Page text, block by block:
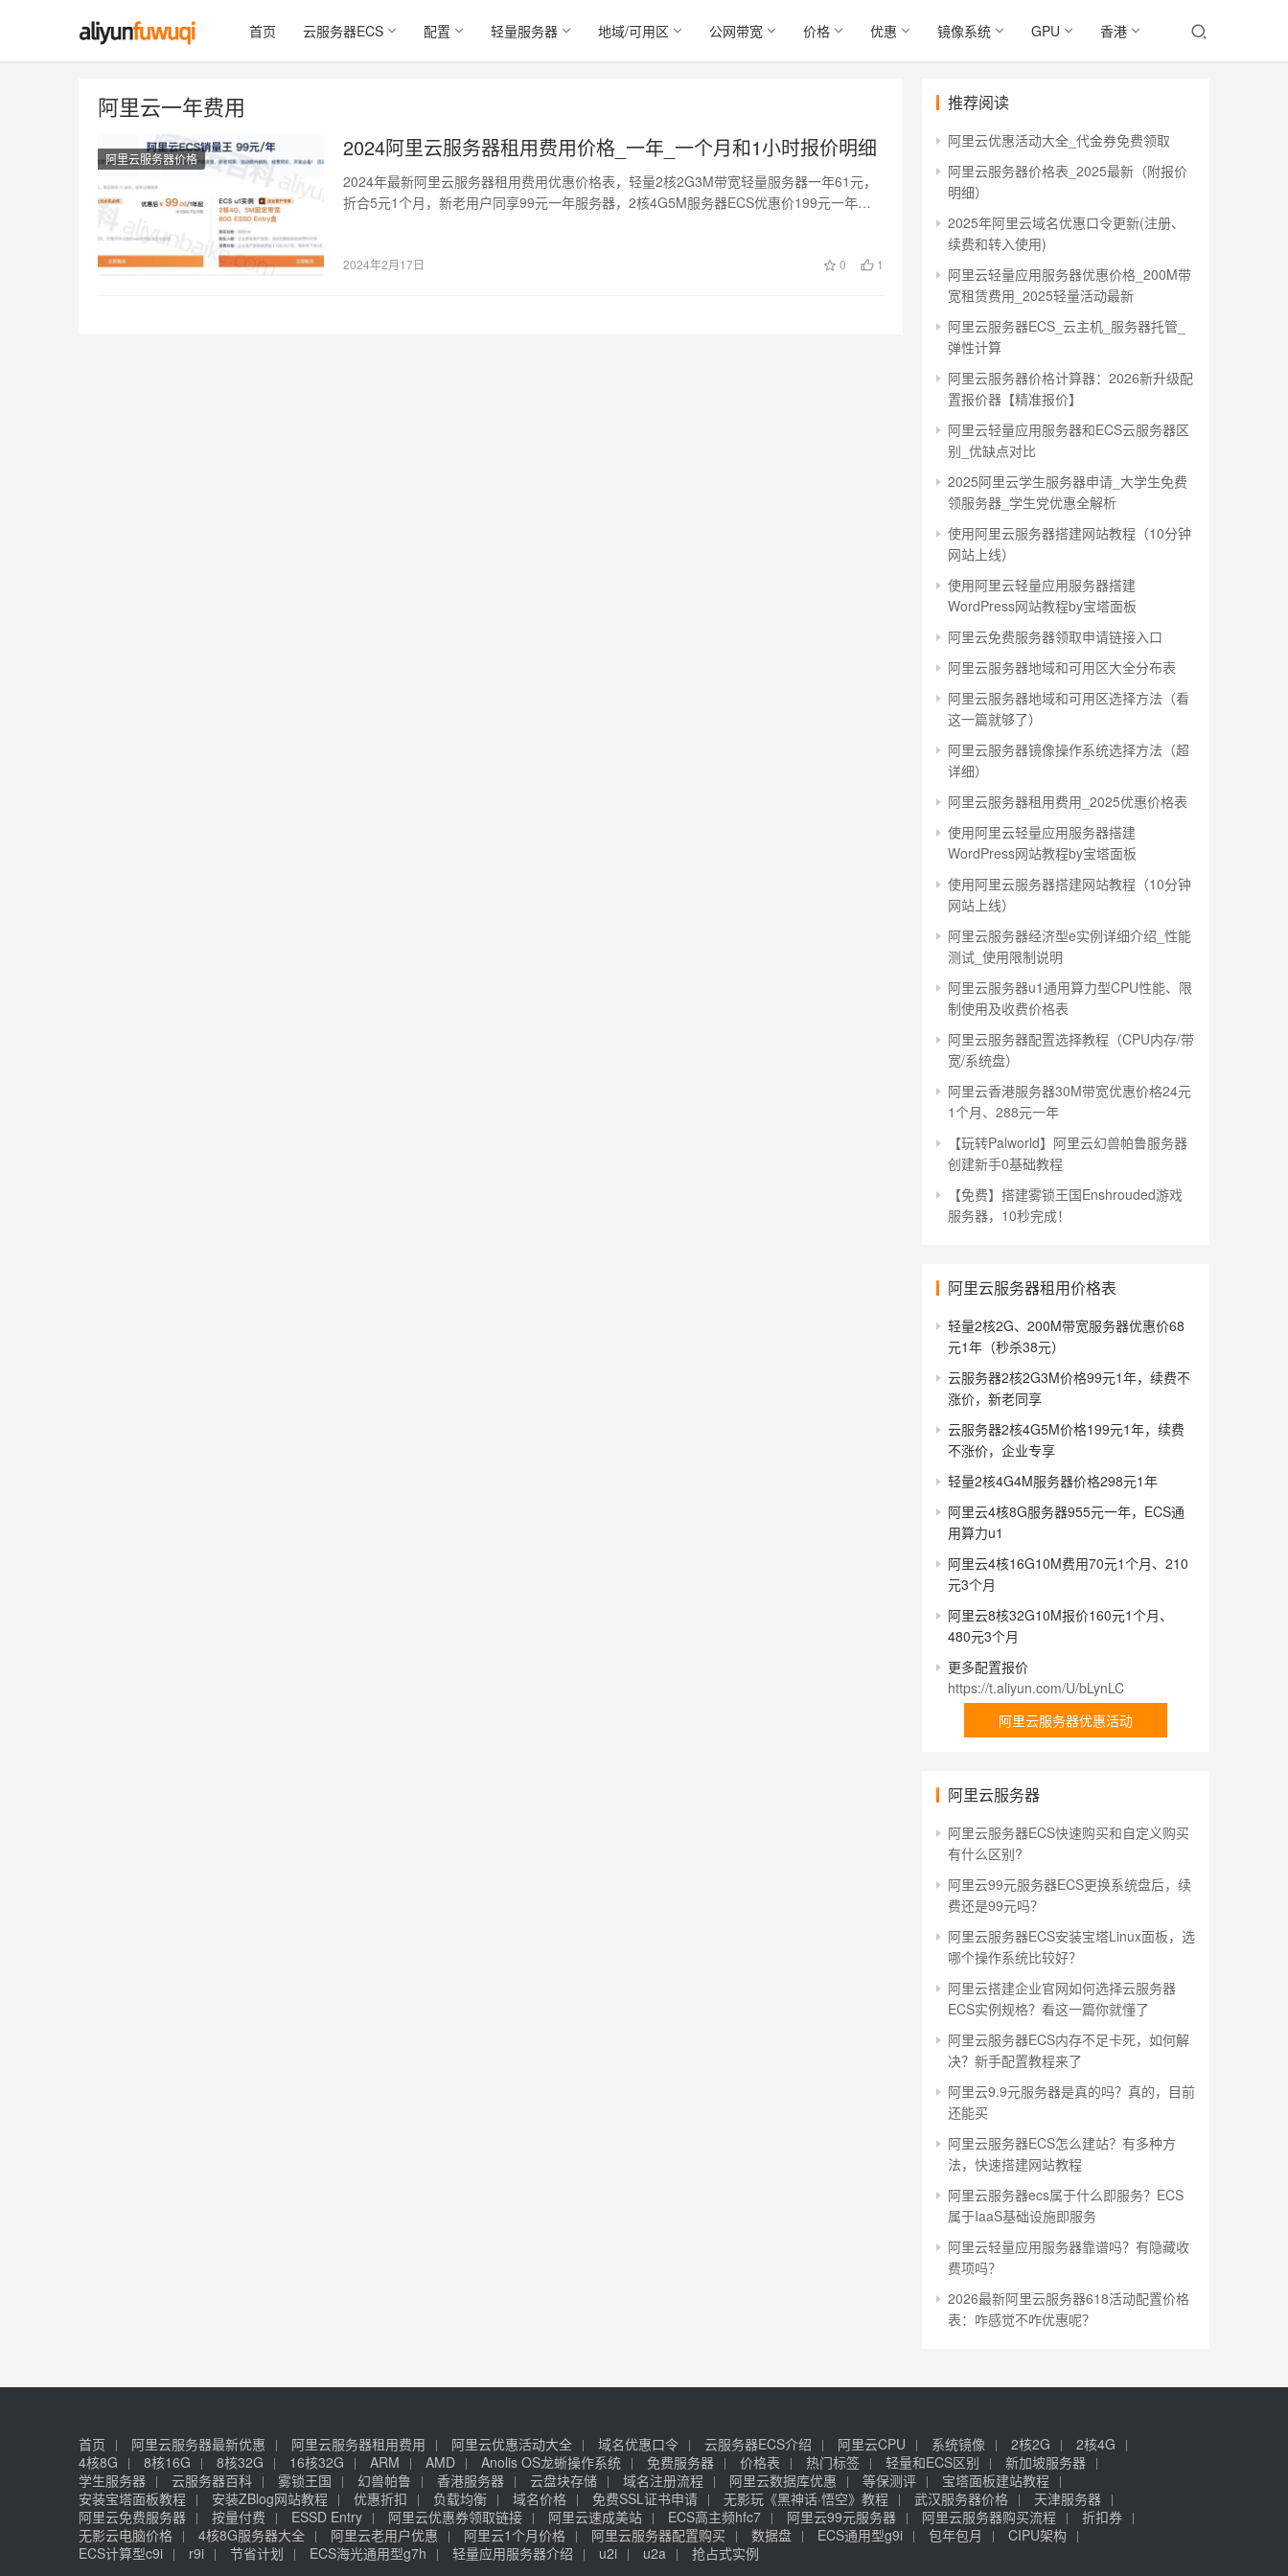
首页 云服务器ECS 配置 轻量服务器 地域/可用区 公网带宽 价格 优惠 镜像系统 GPU 香港
阿里云一年费用
阿里云服务器价格 2024阿里云服务器租用费用价格_一年_一个月和1小时报价明细
2024年最新阿里云服务器租用费用优惠价格表，轻量2核2G3M带宽轻量服务器一年61元，
折合5元1个月，新老用户同享99元一年服务器，2核4G5M服务器ECS优惠价199元一年，
2024年2月17日 0 1
推荐阅读
阿里云优惠活动大全_代金券免费领取
阿里云服务器价格表_2025最新（附报价
明细）
2025年阿里云域名优惠口令更新(注册、
续费和转入使用)
阿里云轻量应用服务器优惠价格_200M带
宽租赁费用_2025轻量活动最新
阿里云服务器ECS_云主机_服务器托管_
弹性计算
阿里云服务器价格计算器：2026新升级配
置报价器【精准报价】
阿里云轻量应用服务器和ECS云服务器区
别_优缺点对比
2025阿里云学生服务器申请_大学生免费
领服务器_学生党优惠全解析
使用阿里云服务器搭建网站教程（10分钟
网站上线）
使用阿里云轻量应用服务器搭建
WordPress网站教程by宝塔面板
阿里云免费服务器领取申请链接入口
阿里云服务器地域和可用区大全分布表
阿里云服务器地域和可用区选择方法（看
这一篇就够了）
阿里云服务器镜像操作系统选择方法（超
详细）
阿里云服务器租用费用_2025优惠价格表
使用阿里云轻量应用服务器搭建
WordPress网站教程by宝塔面板
使用阿里云服务器搭建网站教程（10分钟
网站上线）
阿里云服务器经济型e实例详细介绍_性能
测试_使用限制说明
阿里云服务器u1通用算力型CPU性能、限
制使用及收费价格表
阿里云服务器配置选择教程（CPU内存/带
宽/系统盘）
阿里云香港服务器30M带宽优惠价格24元
1个月、288元一年
【玩转Palworld】阿里云幻兽帕鲁服务器
创建新手0基础教程
【免费】搭建雾锁王国Enshrouded游戏
服务器，10秒完成！
阿里云服务器租用价格表
轻量2核2G、200M带宽服务器优惠价68
元1年（秒杀38元）
云服务器2核2G3M价格99元1年，续费不
涨价，新老同享
云服务器2核4G5M价格199元1年，续费
不涨价，企业专享
轻量2核4G4M服务器价格298元1年
阿里云4核8G服务器955元一年，ECS通
用算力u1
阿里云4核16G10M费用70元1个月、210
元3个月
阿里云8核32G10M报价160元1个月、
480元3个月
更多配置报价
https://t.aliyun.com/U/bLynLC
阿里云服务器优惠活动
阿里云服务器
阿里云服务器ECS快速购买和自定义购买
有什么区别?
阿里云99元服务器ECS更换系统盘后，续
费还是99元吗？
阿里云服务器ECS安装宝塔Linux面板，选
哪个操作系统比较好？
阿里云搭建企业官网如何选择云服务器
ECS实例规格？看这一篇你就懂了
阿里云服务器ECS内存不足卡死，如何解
决？新手配置教程来了
阿里云9.9元服务器是真的吗？真的，目前
还能买
阿里云服务器ECS怎么建站？有多种方
法，快速搭建网站教程
阿里云服务器ecs属于什么即服务？ECS
属于IaaS基础设施即服务
阿里云轻量应用服务器靠谱吗？有隐藏收
费项吗？
2026最新阿里云服务器618活动配置价格
表：咋感觉不咋优惠呢？
首页 阿里云服务器最新优惠 阿里云服务器租用费用 阿里云优惠活动大全 域名优惠口令 云服务器ECS介绍 阿里云CPU 系统镜像 2核2G
2核4G
4核8G
8核16G 8核32G 16核32G ARM AMD Anolis OS龙蜥操作系统 免费服务器 价格表 热门标签 轻量和ECS区别
新加坡服务器
学生服务器
云服务器百科 雾锁王国 幻兽帕鲁 香港服务器 云盘块存储 域名注册流程 阿里云数据库优惠 等保测评
宝塔面板建站教程
安装宝塔面板教程
安装ZBlog网站教程 优惠折扣 负载均衡 域名价格 免费SSL证书申请 无影玩《黑神话·悟空》教程 武汉服务器价格
天津服务器
阿里云免费服务器
按量付费 ESSD Entry 阿里云优惠券领取链接 阿里云速成美站 ECS高主频hfc7 阿里云99元服务器 阿里云服务器购买流程
折扣券
无影云电脑价格
4核8G服务器大全 阿里云老用户优惠 阿里云1个月价格 阿里云服务器配置购买 数据盘 ECS通用型g9i 包年包月
CIPU架构
ECS计算型c9i
r9i 节省计划 ECS海光通用型g7h 轻量应用服务器介绍 u2i u2a
抢占式实例